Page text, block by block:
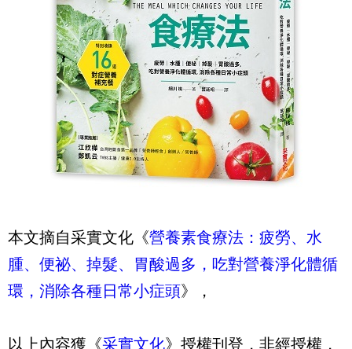
本文摘自采實文化《營養素食療法：疲勞、水
腫、便祕、掉髮、胃酸過多，吃對營養淨化體循
環，消除各種日常小症頭》，
以上內容獲《采實文化》授權刊登，非經授權，